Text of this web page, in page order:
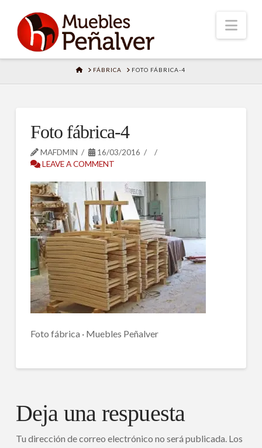
HOMEFÁBRICA FOTO FÁBRICA-4
Foto fábrica-4
MAFDMIN
16/03/2016
LEAVE A COMMENT
Foto fábrica · Muebles Peñalver
Deja una respuesta
Tu dirección de correo electrónico no será publicada. Los